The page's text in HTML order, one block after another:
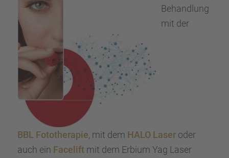
Behand­lung
mit der
BBL Fotothe­ra­pie, mit dem HALO Laseroder
auch ein Faceliftmit dem Erbium Yag Laser